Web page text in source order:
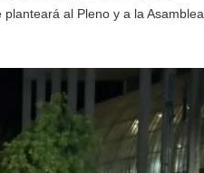
al Pleno y a la Asamblea